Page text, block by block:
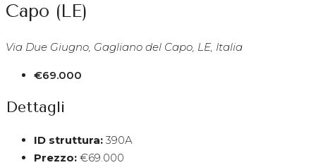
Capo (LE)
Via Due Giugno, Gagliano del Capo, LE, Italia
€69.000
Dettagli
ID struttura: 390A
Prezzo: €69.000